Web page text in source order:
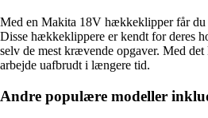
Med en Makita 18V hækkeklipper får
Disse hækkeklippere er kendt for deres
selv de mest krævende opgaver. Med
arbejde uafbrudt i længere tid.
Andre populære modeller